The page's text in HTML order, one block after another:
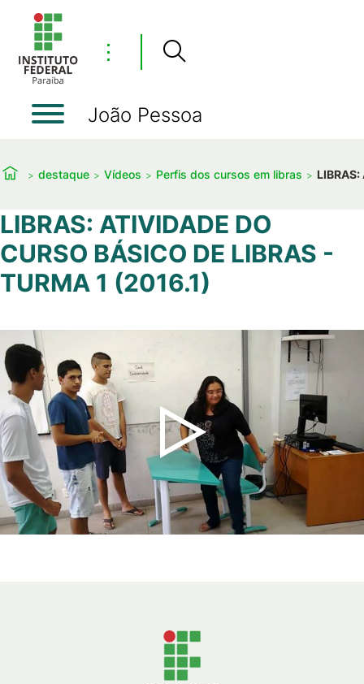
⋮
João Pessoa
destaque Vídeos Perfis dos cursos em libras
LIBRAS: ATIVIDADE DO
CURSO BÁSICO DE LIBRAS -
TURMA 1 (2016.1)